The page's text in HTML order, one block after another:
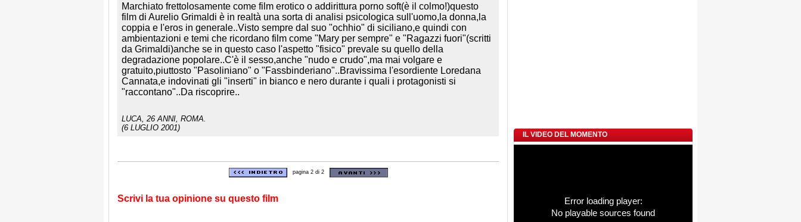
Marchiato frettolosamente come film erotico o addirittura porno soft(è il colmo!)questo
film di Aurelio Grimaldi è in realtà una sorta di analisi psicologica sull'uomo,la donna,la
coppia e l'eros in generale..Visto sempre dal suo "ochhio" di siciliano,e quindi con
ambientazioni e temi che ricordano film come "Mary per sempre" e "Ragazzi fuori"(scritti
da Grimaldi)anche se in questo caso l'aspetto "fisico" prevale su quello della
degradazione popolare..C'è il sesso,anche "nudo e crudo",ma mai volgare e
gratuito,piuttosto "Pasoliniano" o "Fassbinderiano"..Bravissima l'esordiente Loredana
Cannata,e indovinati gli "inserti" in bianco e nero durante i quali i protagonisti si
"raccontano"..Da riscoprire..
LUCA , 26 ANNI, ROMA.
(6 LUGLIO 2001)
pagina 2 di 2
Scrivi la tua opinione su questo film
IL VIDEO DEL MOMENTO
Error loading player:
No playable sources found